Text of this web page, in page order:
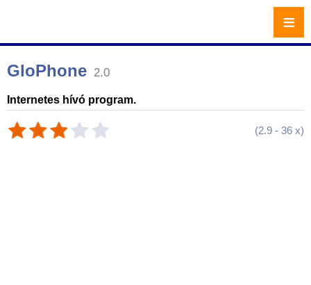
GloPhone 2.0
Internetes hívó program.
(2.9 - 36 x)
≡